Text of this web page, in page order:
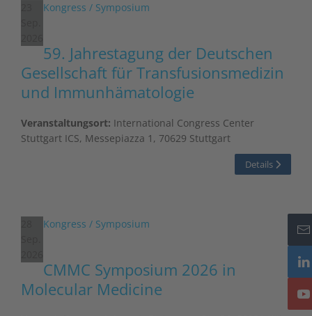
Kongress / Symposium
59. Jahrestagung der Deutschen
Gesellschaft für Transfusionsmedizin
und Immunhämatologie
Veranstaltungsort: International Congress Center
Stuttgart ICS, Messepiazza 1, 70629 Stuttgart
Details
Kongress / Symposium
CMMC Symposium 2026 in
Molecular Medicine